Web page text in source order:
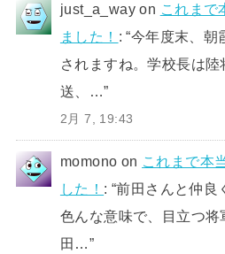
just_a_way on これまで
ました！ : “今年度末、朝
されますね。学校長は
送、…”
2月 7, 19:43
momono on これまで本
した！ : “前田さんと仲良
色んな意味で、目立つ
田…”